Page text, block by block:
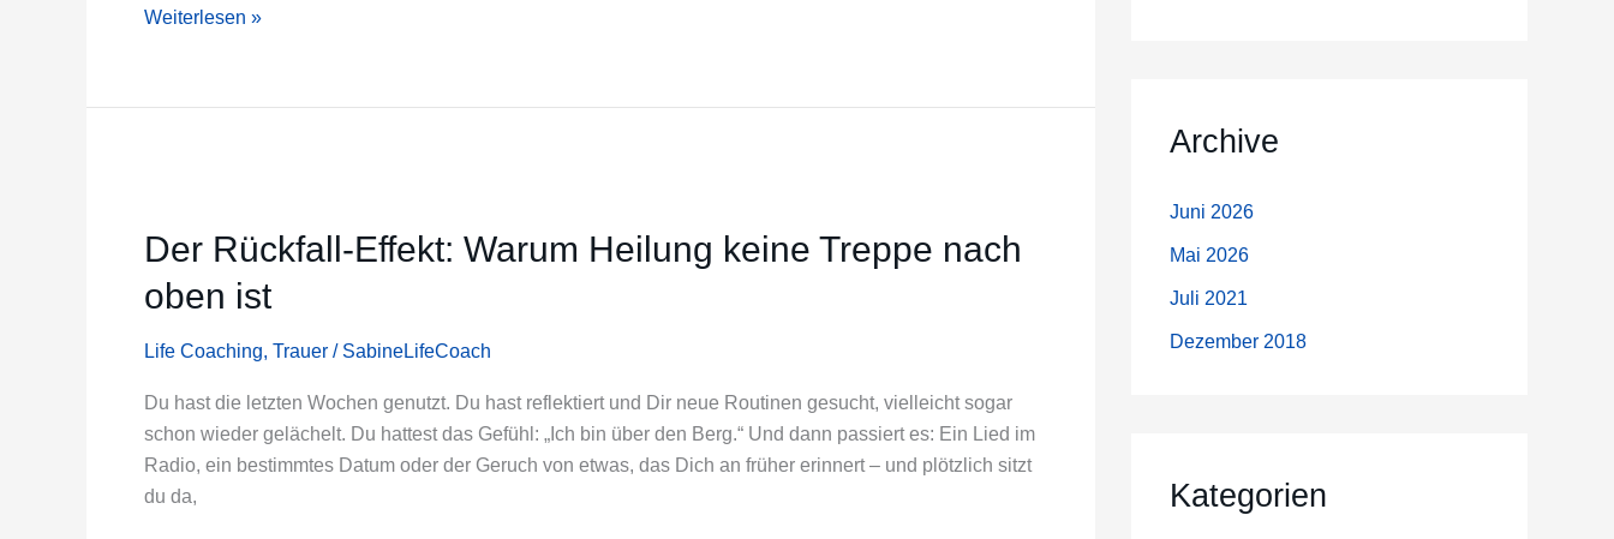
Weiterlesen »
Der Rückfall-Effekt: Warum Heilung keine Treppe nach
oben ist
Life Coaching, Trauer / SabineLifeCoach
Du hast die letzten Wochen genutzt. Du hast reflektiert und Dir neue Routinen gesucht, vielleicht sogar
schon wieder gelächelt. Du hattest das Gefühl: „Ich bin über den Berg.“ Und dann passiert es: Ein Lied im
Radio, ein bestimmtes Datum oder der Geruch von etwas, das Dich an früher erinnert – und plötzlich sitzt
du da,
Effekt:
Heilung
nach
oben
ist
Archive
Juni 2026
Mai 2026
Juli 2021
Dezember 2018
Kategorien